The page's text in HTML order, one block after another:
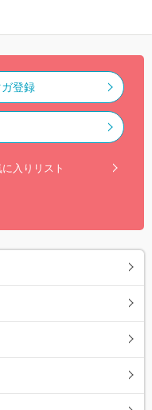
登録
に入りリスト